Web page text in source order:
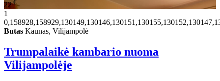
22€
1
Butas Kaunas, Vilijampolė
Trumpalaikė kambario nuoma
Vilijampolėje